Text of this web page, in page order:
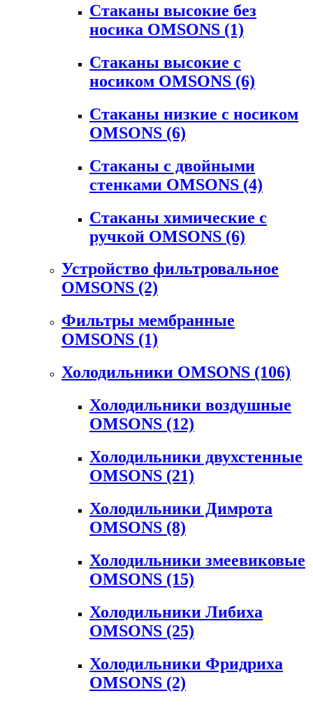
Стаканы высокие без
носика OMSONS (1)
Стаканы высокие с
носиком OMSONS (6)
Стаканы низкие с носиком
OMSONS (6)
Стаканы с двойными
стенками OMSONS (4)
Стаканы химические с
ручкой OMSONS (6)
Устройство фильтровальное
OMSONS (2)
Фильтры мембранные
OMSONS (1)
Холодильники OMSONS (106)
Холодильники воздушные
OMSONS (12)
Холодильники двухстенные
OMSONS (21)
Холодильники Димрота
OMSONS (8)
Холодильники змеевиковые
OMSONS (15)
Холодильники Либиха
OMSONS (25)
Холодильники Фридриха
OMSONS (2)